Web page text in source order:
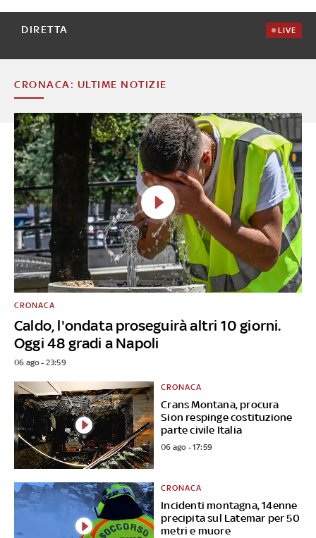
DIRETTA LIVE
CRONACA: ULTIME NOTIZIE
Caldo, l'ondata proseguirà altri 10 giorni.
Oggi 48 gradi a Napoli
CRONACA
06 ago - 23:59
Crans Montana, procura
Sion respinge costituzione
parte civile Italia
CRONACA
06 ago - 17:59
Incidenti montagna, 14enne
precipita sul Latemar per 50
metri e muore
CRONACA